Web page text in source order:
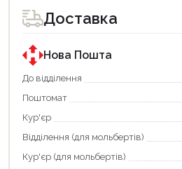
для
покупки
державною
програмою
єКнига.
Використовуйте
карту
щоб
зекономити
та
отримати
для
покупки
державною
програмою
«Національний
кешбек».
покупку
«Національний
кешбек»
та
отримуйте
Доставка
Нова Пошта
До відділення
Поштомат
Кур'єр
Відділення (для мольбертів)
Кур'єр (для мольбертів)